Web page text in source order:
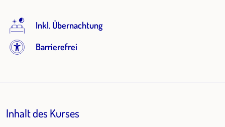
Inkl. Übernachtung
Barrierefrei
Inhalt des Kurses